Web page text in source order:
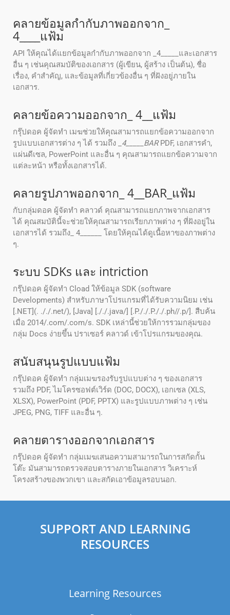
คลายข้อมูลกํากับภาพออกจาก_
4____แฟ้ม
API ให้คุณได้แยกข้อมูลกํากับภาพออกจาก _4_____และเอกสาร
อื่น ๆ เช่นคุณสมบัติของเอกสาร (ผู้เขียน, ผู้สร้าง เป็นต้น), ชื่อ
เรื่อง, คําสําคัญ, และข้อมูลที่เกี่ยวข้องอื่น ๆ ที่ฝังอยู่ภายใน
เอกสาร.
คลายข้อความออกจาก_ 4__แฟ้ม
กรุ๊ปดอค ผู้จัดทํา เมฆช่วยให้คุณสามารถแยกข้อความออกจาก
รูปแบบเอกสารต่าง ๆ ได้ รวมถึง _ 4_____BARPDF, เอกสารคํา,
แผ่นดีเซล, PowerPoint และอื่น ๆ คุณสามารถแยกข้อความจาก
แต่ละหน้า หรือทั้งเอกสารได้.
คลายรูปภาพออกจาก_ 4__BAR_แฟ้ม
กับกลุ่มดอค ผู้จัดทํา คลาวด์ คุณสามารถแยกภาพจากเอกสาร
ได้ คุณสมบัตินี้จะช่วยให้คุณสามารถเรียกภาพต่าง ๆ ที่ฝังอยู่ใน
เอกสารได้ รวมถึง_ 4______ โดยให้คุณได้ดูเนื้อหาของภาพต่าง
ๆ.
ระบบ SDKs และ intriction
กรุ๊ปดอค ผู้จัดทํา Cload ให้ข้อมูล SDK (software
Developments) สําหรับภาษาโปรแกรมที่ได้รับความนิยม เช่น
[.NET](. ././.net/), [Java] [././.java/] [.P././.P././.ph//.p/]. สืบค้น
เมื่อ 2014/.com/.com/s. SDK เหล่านี้ช่วยให้การรวมกลุ่มของ
กลุ่ม Docs ง่ายขึ้น ปราเซอร์ คลาวด์ เข้าโปรแกรมของคุณ.
สนับสนุนรูปแบบแฟ้ม
กรุ๊ปดอค ผู้จัดทํา กลุ่มเมฆรองรับรูปแบบต่าง ๆ ของเอกสาร
รวมถึง PDF, ไมโครซอฟต์เวิร์ด (DOC, DOCX), เอกเซล (XLS,
XLSX), PowerPoint (PDF, PPTX) และรูปแบบภาพต่าง ๆ เช่น
JPEG, PNG, TIFF และอื่น ๆ.
คลายตารางออกจากเอกสาร
กรุ๊ปดอค ผู้จัดทํา กลุ่มเมฆเสนอความสามารถในการสกัดกั้น
โต๊ะ มันสามารถตรวจสอบตารางภายในเอกสาร วิเคราะห์
โครงสร้างของพวกเขา และสกัดเอาข้อมูลรอบนอก.
SUPPORT AND LEARNING
RESOURCES
Learning Resources